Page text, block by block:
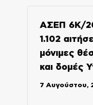
ΑΣΕΠ 6Κ/
1.102
μόνιμες
και δομές
7 Αυγούστου,